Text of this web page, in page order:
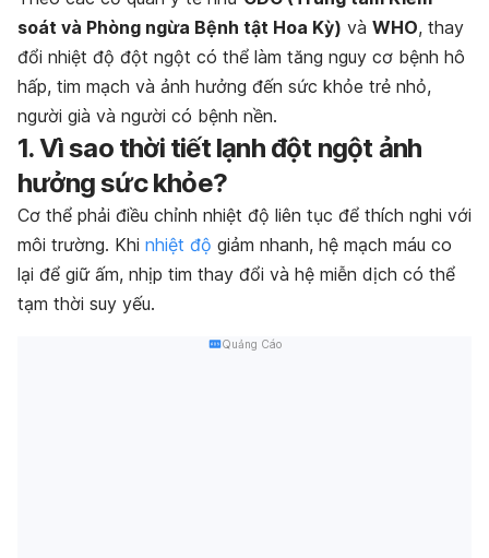
soát và Phòng ngừa Bệnh tật Hoa Kỳ) và WHO, thay
đổi nhiệt độ đột ngột có thể làm tăng nguy cơ bệnh hô
hấp, tim mạch và ảnh hưởng đến sức khỏe trẻ nhỏ,
người già và người có bệnh nền.
1. Vì sao thời tiết lạnh đột ngột ảnh
hưởng sức khỏe?
Cơ thể phải điều chỉnh nhiệt độ liên tục để thích nghi với
môi trường. Khi nhiệt độ giảm nhanh, hệ mạch máu co
lại để giữ ấm, nhịp tim thay đổi và hệ miễn dịch có thể
tạm thời suy yếu.
Quảng Cáo